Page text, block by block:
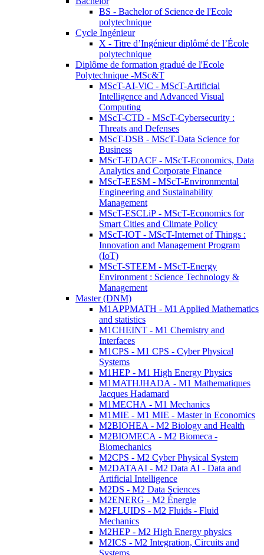
BS - Bachelor of Science de l'Ecole
polytechnique
Cycle Ingénieur
X - Titre d’Ingénieur diplômé de l’École
polytechnique
Diplôme de formation gradué de l'Ecole
Polytechnique -MSc&T
MScT-AI-ViC - MScT-Artificial
Intelligence and Advanced Visual
Computing
MScT-CTD - MScT-Cybersecurity :
Threats and Defenses
MScT-DSB - MScT-Data Science for
Business
MScT-EDACF - MScT-Economics, Data
Analytics and Corporate Finance
MScT-EESM - MScT-Environmental
Engineering and Sustainability
Management
MScT-ESCLiP - MScT-Economics for
Smart Cities and Climate Policy
MScT-IOT - MScT-Internet of Things :
Innovation and Management Program
(IoT)
MScT-STEEM - MScT-Energy
Environment : Science Technology &
Management
Master (DNM)
M1APPMATH - M1 Applied Mathematics
and statistics
M1CHEINT - M1 Chemistry and
Interfaces
M1CPS - M1 CPS - Cyber Physical
Systems
M1HEP - M1 High Energy Physics
M1MATHJHADA - M1 Mathematiques
Jacques Hadamard
M1MECHA - M1 Mechanics
M1MIE - M1 MIE - Master in Economics
M2BIOHEA - M2 Biology and Health
M2BIOMECA - M2 Biomeca -
Biomechanics
M2CPS - M2 Cyber Physical System
M2DATAAI - M2 Data AI - Data and
Artificial Intelligence
M2DS - M2 Data Sciences
M2ENERG - M2 Énergie
M2FLUIDS - M2 Fluids - Fluid
Mechanics
M2HEP - M2 High Energy physics
M2ICS - M2 Integration, Circuits and
Systems